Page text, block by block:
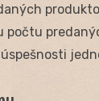
počtu